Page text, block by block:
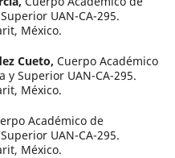
UAN-CA-295.
México.
Cueto, Cuerpo Académico
Superior UAN-CA-295.
México.
Académico de
UAN-CA-295.
México.